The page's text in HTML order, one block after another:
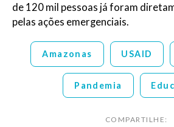
de 120 mil pessoas já foram
pelas ações emergenciais.
Amazonas USAID
Pandemia
COMPARTILHE: